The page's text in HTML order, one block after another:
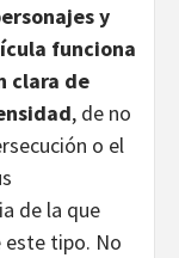
y
funciona
clara de
, de no
o el
de la que
este tipo. No